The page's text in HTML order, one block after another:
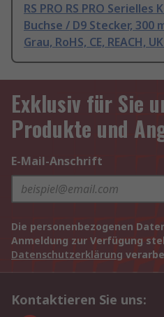
RS PRO RS PRO Serielles
Buchse / D9 Stecker, 300
Grau, RoHS, CE, REACH,
Exklusiv für Sie
Produkte und
E-Mail-Anschrift
Die personenbezogenen
Anmeldung zur Verfügung
Datenschutzerklärung
Kontaktieren Sie uns: